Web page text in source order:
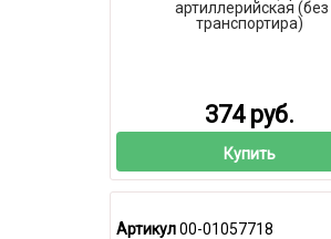
артиллерийская (без
транспортира)
374 руб.
Купить
Артикул00-01057718